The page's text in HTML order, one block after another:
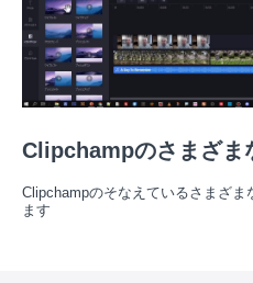
Clipchampのさまざま
Clipchampのそなえているさまざ
ます